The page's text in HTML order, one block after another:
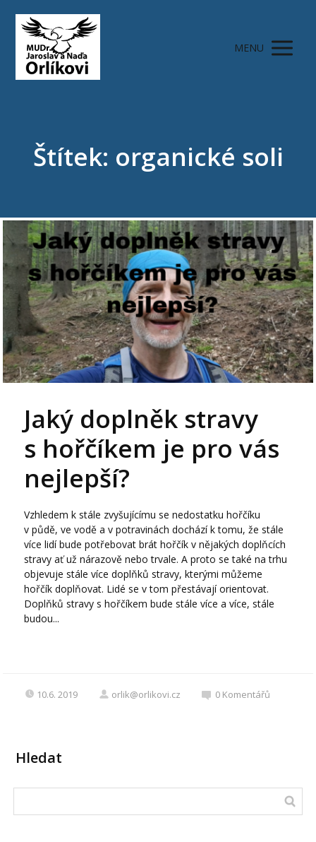
MENU
Štítek: organické soli
Jaký doplněk stravy
s hořčíkem je pro vás
nejlepší?
Vzhledem k stále zvyšujícímu se nedostatku hořčíku
v půdě, ve vodě a v potravinách dochází k tomu, že stále
více lidí bude potřebovat brát hořčík v nějakých doplňcích
stravy ať už nárazově nebo trvale. A proto se také na trhu
objevuje stále více doplňků stravy, kterými můžeme
hořčík doplňovat. Lidé se v tom přestávají orientovat.
Doplňků stravy s hořčíkem bude stále více a více, stále
budou...
10.6. 2019 orlik@orlikovi.cz 0 Komentářů
Hledat